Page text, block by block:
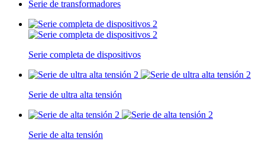
Serie de transformadores
Serie completa de dispositivos
Serie de ultra alta tensión
Serie de alta tensión